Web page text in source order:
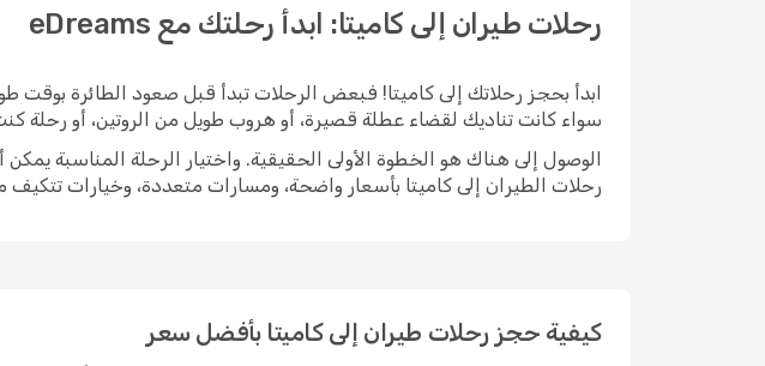
رحلات طيران إلى كاميتا: ابدأ رحلتك مع eDreams
ابدأ بحجز رحلاتك إلى كاميتا! فبعض الرحلات تبدأ قبل صعود الطائرة بوقت
سواء كانت تناديك لقضاء عطلة قصيرة، أو هروب طويل من الروتين، أو رحلة
رحلات الطيران إلى كاميتا بأسعار واضحة، ومسارات متعددة، وخيارات
كيفية حجز رحلات طيران إلى كاميتا بأفضل سعر